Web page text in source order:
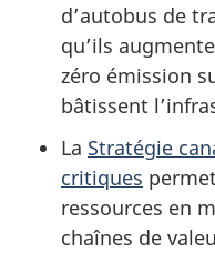
d’autobus de
qu’ils
zéro émission
bâtissent
La Stratégie
critiques
ressources en
chaînes de